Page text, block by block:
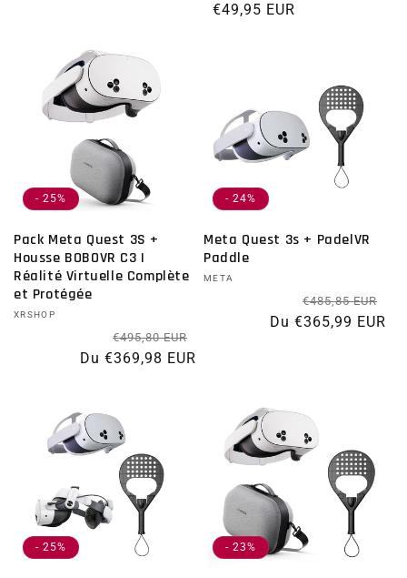
Prix habituel
€49,95 EUR
- 25%
Pack Meta Quest 3S +
Housse BOBOVR C3 |
Réalité Virtuelle Complète
et Protégée
Distributeur :
XRSHOP
€495,80 EUR
Du €369,98 EUR
- 24%
Meta Quest 3s + PadelVR
Paddle
Distributeur :
META
€485,85 EUR
Du €365,99 EUR
- 25% - 23%